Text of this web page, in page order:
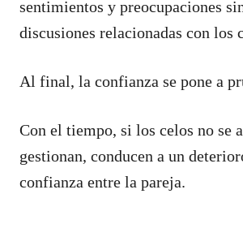
sentimientos y preocupaciones
discusiones relacionadas con los
Al final, la confianza se pone a
Con el tiempo, si los celos no se
gestionan, conducen a un
confianza entre la pareja.